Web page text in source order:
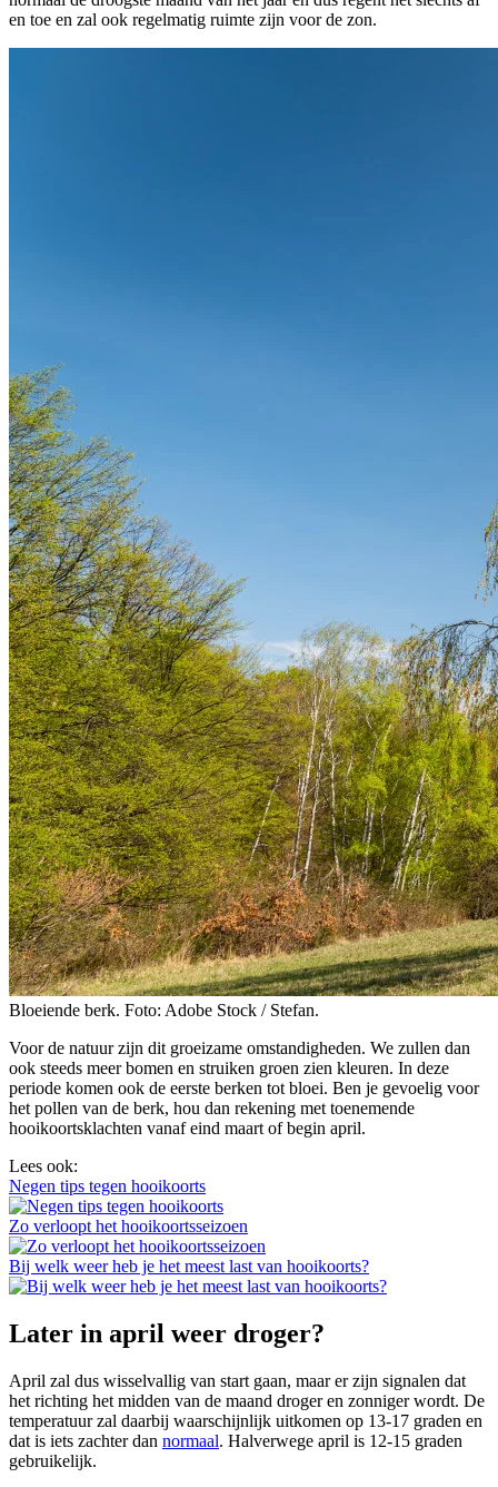
en toe en zal ook regelmatig ruimte zijn voor de zon.
Bloeiende berk. Foto: Adobe Stock / Stefan.
Voor de natuur zijn dit groeizame omstandigheden. We zullen dan
ook steeds meer bomen en struiken groen zien kleuren. In deze
periode komen ook de eerste berken tot bloei. Ben je gevoelig voor
het pollen van de berk, hou dan rekening met toenemende
hooikoortsklachten vanaf eind maart of begin april.
Lees ook:
Negen tips tegen hooikoorts
Zo verloopt het hooikoortsseizoen
Bij welk weer heb je het meest last van hooikoorts?
Later in april weer droger?
April zal dus wisselvallig van start gaan, maar er zijn signalen dat
het richting het midden van de maand droger en zonniger wordt. De
temperatuur zal daarbij waarschijnlijk uitkomen op 13-17 graden en
dat is iets zachter dan normaal. Halverwege april is 12-15 graden
gebruikelijk.